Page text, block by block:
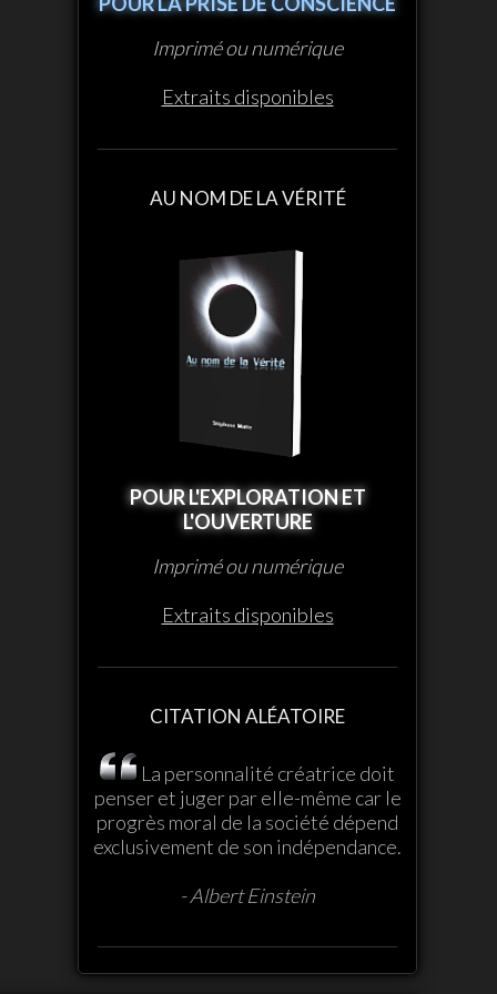
Imprimé ou numérique
Extraits disponibles
AU NOM DE LA VÉRITÉ
POUR L'EXPLORATION ET
L'OUVERTURE
Imprimé ou numérique
Extraits disponibles
CITATION ALÉATOIRE
La personnalité créatrice doit
penser et juger par elle-même car le
progrès moral de la société dépend
exclusivement de son indépendance.
- Albert Einstein